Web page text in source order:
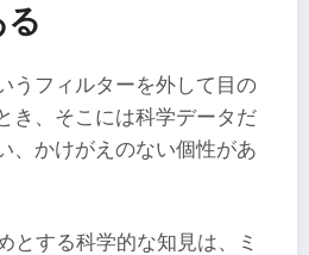
うフィルターを外して目の
き、そこには科学データだ
、かけがえのない個性があ
とする科学的な知見は、ミ